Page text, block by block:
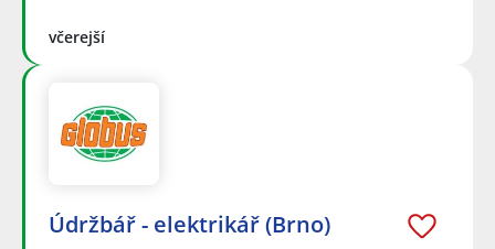
včerejší
Údržbář - elektrikář (Brno)